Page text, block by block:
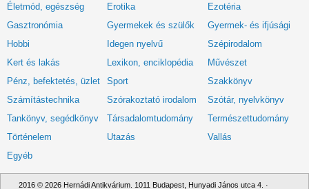
Életmód, egészség Erotika
Ezotéria
Gasztronómia
Gyermekek és szülők
Gyermek- és ifjúsági
Hobbi
Idegen nyelvű
Szépirodalom
Kert és lakás
Lexikon, enciklopédia
Művészet
Pénz, befektetés, üzlet
Sport
Szakkönyv
Számítástechnika
Szórakoztató irodalom
Szótár, nyelvkönyv
Tankönyv, segédkönyv
Társadalomtudomány
Természettudomány
Történelem
Utazás
Vallás
Egyéb
2016 © 2026 Hernádi Antikvárium. 1011 Budapest, Hunyadi János utca 4. ·